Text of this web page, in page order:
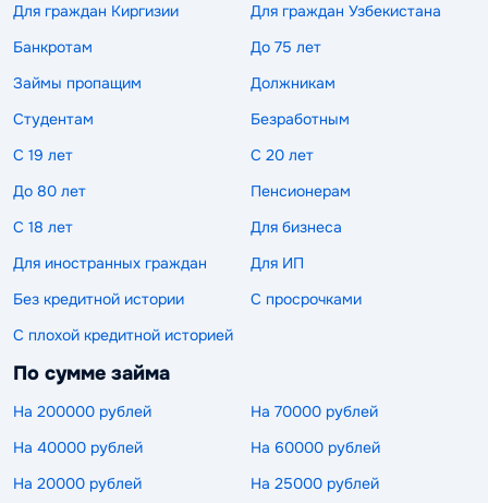
Для граждан Киргизии
Для граждан Узбекистана
Банкротам
До 75 лет
Займы пропащим
Должникам
Студентам
Безработным
С 19 лет
С 20 лет
До 80 лет
Пенсионерам
С 18 лет
Для бизнеса
Для иностранных граждан
Для ИП
Без кредитной истории
С просрочками
С плохой кредитной историей
По сумме займа
На 200000 рублей
На 70000 рублей
На 40000 рублей
На 60000 рублей
На 20000 рублей
На 25000 рублей